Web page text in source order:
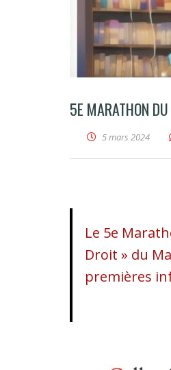
5E MARATHON
5 mars 2024
Le 5e
Droit » du
premières